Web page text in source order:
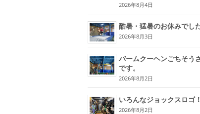
2026年8月4日
酷暑・猛暑のお休みでし
2026年8月3日
バームクーヘンごちそう
です。
2026年8月2日
いろんなジョックスロゴ
2026年8月2日